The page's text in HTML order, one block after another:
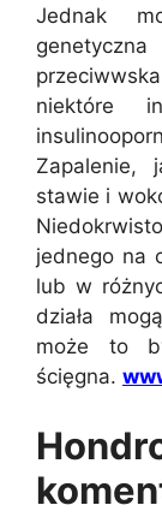
Jednak
niektóre
stawie i
jednego na
lub w
działa
może to
ścięgna.